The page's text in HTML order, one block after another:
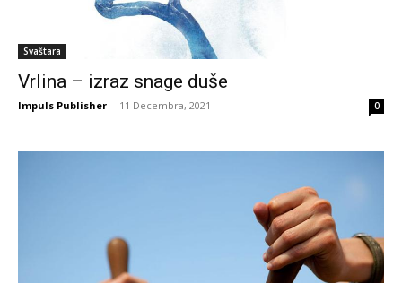
Svaštara
Vrlina – izraz snage duše
Impuls Publisher - 11 Decembra, 2021 0